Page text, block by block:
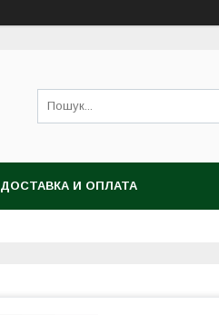
ДОСТАВКА И ОПЛАТА